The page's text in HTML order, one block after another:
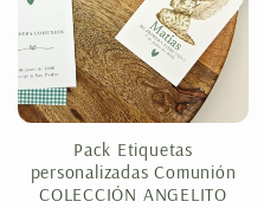
Pack Etiquetas
personalizadas Comunión
COLECCIÓN ANGELITO